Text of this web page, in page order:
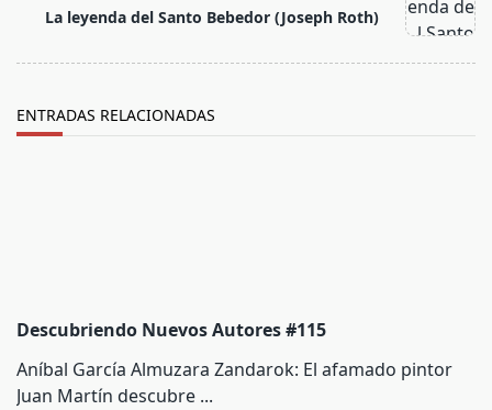
reader-
La leyenda del Santo Bebedor (Joseph Roth)
ENTRADAS RELACIONADAS
Descubriendo Nuevos Autores #115
Aníbal García Almuzara Zandarok: El afamado pintor
Juan Martín descubre ...